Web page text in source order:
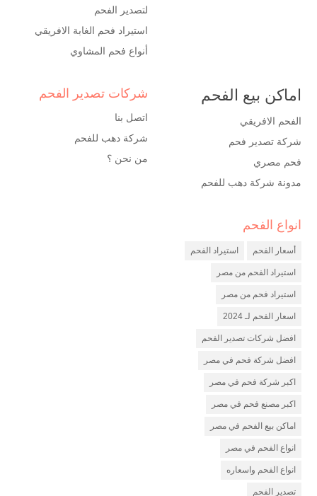
لتصدير الفحم
استيراد فحم الغابة الافريقي
أنواع فحم المشاوي
اماكن بيع الفحم
الفحم الافريقي
شركة تصدير فحم
فحم مصري
مدونة شركة دهب للفحم
شركات تصدير الفحم
اتصل بنا
شركة دهب للفحم
من نحن ؟
انواع الفحم
أسعار الفحم استيراد الفحم
استيراد الفحم من مصر
استيراد فحم من مصر
اسعار الفحم لـ 2024
افضل شركات تصدير الفحم
افضل شركة فحم في مصر
اكبر شركة فحم في مصر
اكبر مصنع فحم في مصر
اماكن بيع الفحم في مصر
انواع الفحم في مصر
انواع الفحم واسعاره
تصدير الفحم